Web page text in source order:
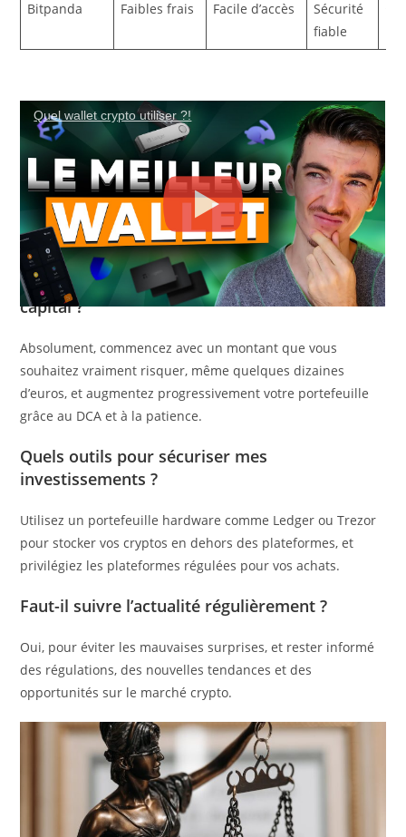
Bitpanda Faibles frais Facile d’accès
Sécurité
fiable
CRYPTO MONNAIE : TOUT CE QU'IL FAUT SAVOIR ! [
SPECIAL DEBUTANT ]
Quel wallet crypto utiliser ?!
Quelle crypto dois-je choisir pour débuter en
2025 ?
Optez pour Bitcoin ou Ethereum, car ils combinent sécurité,
liquidité et potentiel de croissance, tout en étant
accessibles via des plateformes telles que Coinbase ou
Kraken.
Est-ce que je peux commencer avec un petit
capital ?
Absolument, commencez avec un montant que vous
souhaitez vraiment risquer, même quelques dizaines
d’euros, et augmentez progressivement votre portefeuille
grâce au DCA et à la patience.
Quels outils pour sécuriser mes
investissements ?
Utilisez un portefeuille hardware comme Ledger ou Trezor
pour stocker vos cryptos en dehors des plateformes, et
privilégiez les plateformes régulées pour vos achats.
Faut-il suivre l’actualité régulièrement ?
Oui, pour éviter les mauvaises surprises, et rester informé
des régulations, des nouvelles tendances et des
opportunités sur le marché crypto.